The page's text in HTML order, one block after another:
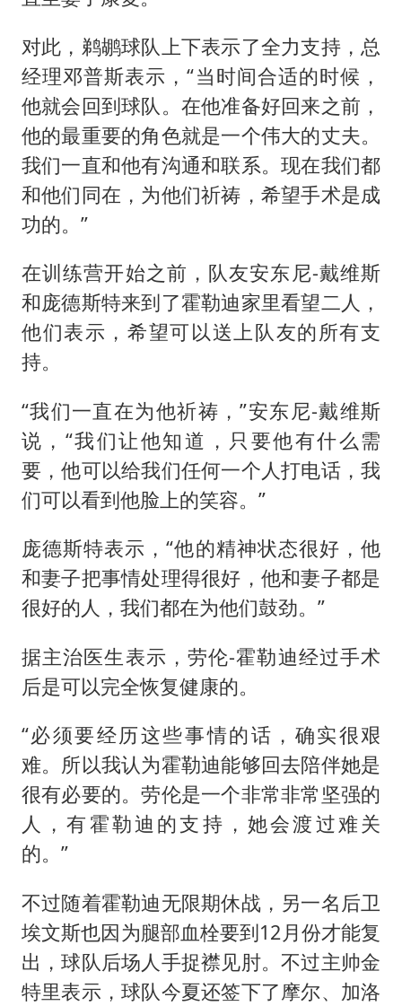
对此，鹈鹕球队上下表示了全力支持，总
经理邓普斯表示，“当时间合适的时候，
他就会回到球队。在他准备好回来之前，
他的最重要的角色就是一个伟大的丈夫。
我们一直和他有沟通和联系。现在我们都
和他们同在，为他们祈祷，希望手术是成
功的。”
在训练营开始之前，队友安东尼-戴维斯
和庞德斯特来到了霍勒迪家里看望二人，
他们表示，希望可以送上队友的所有支
持。
“我们一直在为他祈祷，”安东尼-戴维斯
说，“我们让他知道，只要他有什么需
要，他可以给我们任何一个人打电话，我
们可以看到他脸上的笑容。”
庞德斯特表示，“他的精神状态很好，他
和妻子把事情处理得很好，他和妻子都是
很好的人，我们都在为他们鼓劲。”
据主治医生表示，劳伦-霍勒迪经过手术
后是可以完全恢复健康的。
“必须要经历这些事情的话，确实很艰
难。所以我认为霍勒迪能够回去陪伴她是
很有必要的。劳伦是一个非常非常坚强的
人，有霍勒迪的支持，她会渡过难关
的。”
不过随着霍勒迪无限期休战，另一名后卫
埃文斯也因为腿部血栓要到12月份才能复
出，球队后场人手捉襟见肘。不过主帅金
特里表示，球队今夏还签下了摩尔、加洛